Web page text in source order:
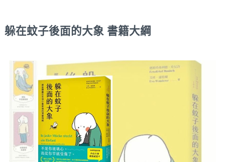
躲在蚊子後面的大象 書籍大綱